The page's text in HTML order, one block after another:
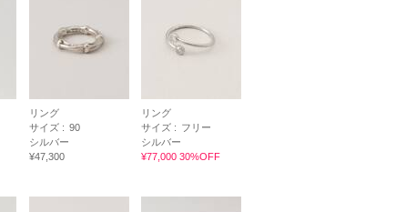
リング
サイズ : 90
シルバー
¥47,300
リング
サイズ : フリー
シルバー
¥77,000 30%OFF